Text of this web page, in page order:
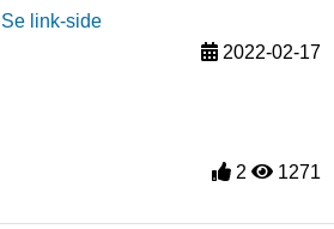
Se link-side
2022-02-17
2 1271